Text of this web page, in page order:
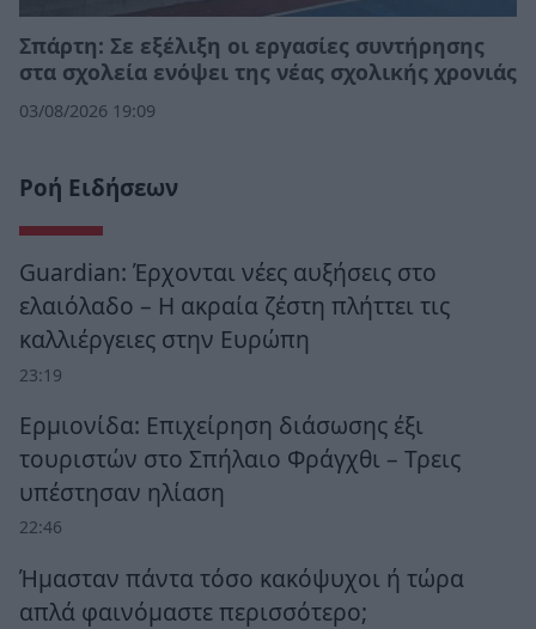
Σπάρτη: Σε εξέλιξη οι εργασίες συντήρησης
στα σχολεία ενόψει της νέας σχολικής χρονιάς
03/08/2026 19:09
Ροή Ειδήσεων
Guardian: Έρχονται νέες αυξήσεις στο
ελαιόλαδο – Η ακραία ζέστη πλήττει τις
καλλιέργειες στην Ευρώπη
23:19
Ερμιονίδα: Επιχείρηση διάσωσης έξι
τουριστών στο Σπήλαιο Φράγχθι – Τρεις
υπέστησαν ηλίαση
22:46
Ήμασταν πάντα τόσο κακόψυχοι ή τώρα
απλά φαινόμαστε περισσότερο;